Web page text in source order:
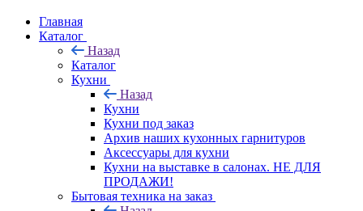
Главная
Каталог
Назад
Каталог
Кухни
Назад
Кухни
Кухни под заказ
Архив наших кухонных гарнитуров
Аксессуары для кухни
Кухни на выставке в салонах. НЕ ДЛЯ
ПРОДАЖИ!
Бытовая техника на заказ